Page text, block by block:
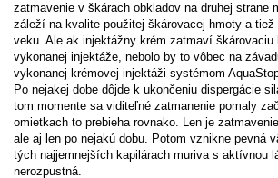
zatmavenie v škárach obkladov na druhej strane
záleží na kvalite použitej škárovacej hmoty a tiež
veku. Ale ak injektážny krém zatmaví škárovaciu
vykonanej injektáže, nebolo by to vôbec na
vykonanej krémovej injektáži systémom
Po nejakej dobe dôjde k ukončeniu dispergácie
tom momente sa viditeľné zatmanenie pomaly
omietkach to prebieha rovnako. Len je
ale aj len po nejakú dobu. Potom vznikne pevná
tých najjemnejších kapilárach muriva s aktívnou
nerozpustná.